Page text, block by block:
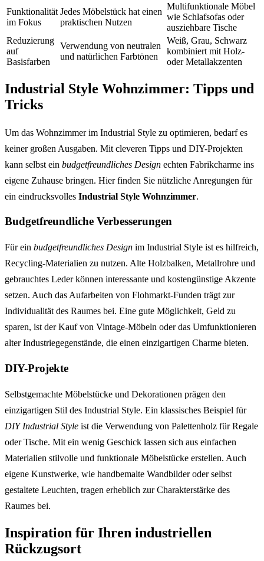
Funktionalität
im Fokus
Jedes Möbelstück hat einen
praktischen Nutzen
Multifunktionale Möbel
wie Schlafsofas oder
ausziehbare Tische
Reduzierung
auf
Basisfarben
Verwendung von neutralen
und natürlichen Farbtönen
Weiß, Grau, Schwarz
kombiniert mit Holz-
oder Metallakzenten
Industrial Style Wohnzimmer: Tipps und
Tricks
Um das Wohnzimmer im Industrial Style zu optimieren, bedarf es
keiner großen Ausgaben. Mit cleveren Tipps und DIY-Projekten
kann selbst ein budgetfreundliches Design echten Fabrikcharme ins
eigene Zuhause bringen. Hier finden Sie nützliche Anregungen für
ein eindrucksvolles Industrial Style Wohnzimmer.
Budgetfreundliche Verbesserungen
Für ein budgetfreundliches Design im Industrial Style ist es hilfreich,
Recycling-Materialien zu nutzen. Alte Holzbalken, Metallrohre und
gebrauchtes Leder können interessante und kostengünstige Akzente
setzen. Auch das Aufarbeiten von Flohmarkt-Funden trägt zur
Individualität des Raumes bei. Eine gute Möglichkeit, Geld zu
sparen, ist der Kauf von Vintage-Möbeln oder das Umfunktionieren
alter Industriegegenstände, die einen einzigartigen Charme bieten.
DIY-Projekte
Selbstgemachte Möbelstücke und Dekorationen prägen den
einzigartigen Stil des Industrial Style. Ein klassisches Beispiel für
DIY Industrial Style ist die Verwendung von Palettenholz für Regale
oder Tische. Mit ein wenig Geschick lassen sich aus einfachen
Materialien stilvolle und funktionale Möbelstücke erstellen. Auch
eigene Kunstwerke, wie handbemalte Wandbilder oder selbst
gestaltete Leuchten, tragen erheblich zur Charakterstärke des
Raumes bei.
Inspiration für Ihren industriellen
Rückzugsort